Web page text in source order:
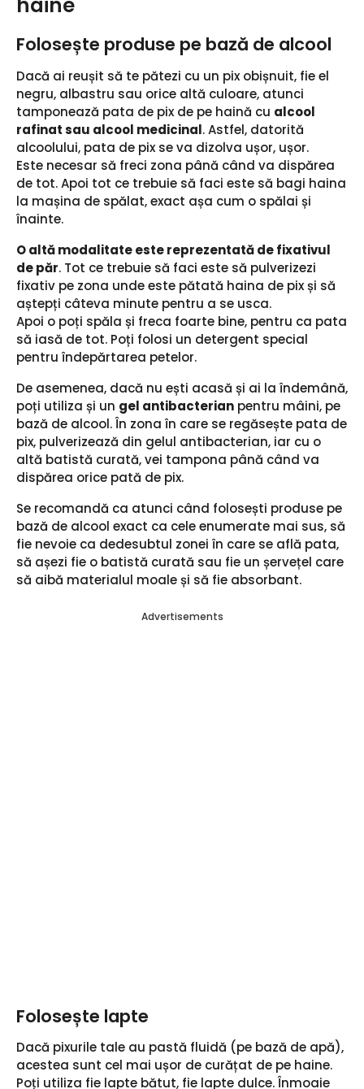
Folosește produse pe bază de alcool
Dacă ai reușit să te pătezi cu un pix obișnuit, fie el
negru, albastru sau orice altă culoare, atunci
tamponează pata de pix de pe haină cu alcool
rafinat sau alcool medicinal. Astfel, datorită
alcoolului, pata de pix se va dizolva ușor, ușor.
Este necesar să freci zona până când va dispărea
de tot. Apoi tot ce trebuie să faci este să bagi haina
la mașina de spălat, exact așa cum o spălai și
înainte.
O altă modalitate este reprezentată de fixativul
de păr. Tot ce trebuie să faci este să pulverizezi
fixativ pe zona unde este pătată haina de pix și să
aștepți câteva minute pentru a se usca.
Apoi o poți spăla și freca foarte bine, pentru ca pata
să iasă de tot. Poți folosi un detergent special
pentru îndepărtarea petelor.
De asemenea, dacă nu ești acasă și ai la îndemână,
poți utiliza și un gel antibacterian pentru mâini, pe
bază de alcool. În zona în care se regăsește pata de
pix, pulverizează din gelul antibacterian, iar cu o
altă batistă curată, vei tampona până când va
dispărea orice pată de pix.
Se recomandă ca atunci când folosești produse pe
bază de alcool exact ca cele enumerate mai sus, să
fie nevoie ca dedesubtul zonei în care se află pata,
să așezi fie o batistă curată sau fie un șervețel care
să aibă materialul moale și să fie absorbant.
Advertisements
Folosește lapte
Dacă pixurile tale au pastă fluidă (pe bază de apă),
acestea sunt cel mai ușor de curățat de pe haine.
Poți utiliza fie lapte bătut, fie lapte dulce. Înmoaie